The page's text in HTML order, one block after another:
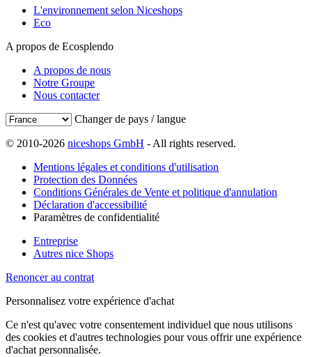
L'environnement selon Niceshops
Eco
A propos de Ecosplendo
A propos de nous
Notre Groupe
Nous contacter
Changer de pays / langue
© 2010-2026 niceshops GmbH - All rights reserved.
Mentions légales et conditions d'utilisation
Protection des Données
Conditions Générales de Vente et politique d'annulation
Déclaration d'accessibilité
Paramètres de confidentialité
Entreprise
Autres nice Shops
Renoncer au contrat
Personnalisez votre expérience d'achat
Ce n'est qu'avec votre consentement individuel que nous utilisons
des cookies et d'autres technologies pour vous offrir une expérience
d'achat personnalisée.